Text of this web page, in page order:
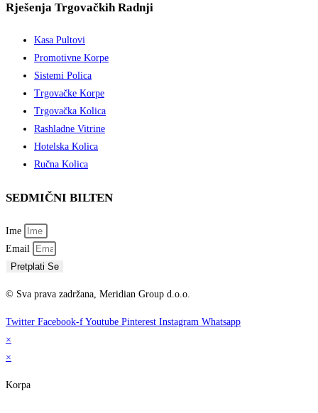
Rješenja Trgovačkih Radnji
Kasa Pultovi
Promotivne Korpe
Sistemi Polica
Trgovačke Korpe
Trgovačka Kolica
Rashladne Vitrine
Hotelska Kolica
Ručna Kolica
SEDMIČNI BILTEN
Ime
Email
Pretplati Se
© Sva prava zadržana, Meridian Group d.o.o.
Twitter Facebook-f Youtube Pinterest Instagram Whatsapp
×
×
Korpa